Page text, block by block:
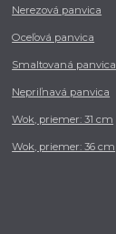
Nerezová panvica
Oceľová panvica
Smaltovaná panvica
Nepriľnavá panvica
Wok, priemer: 31 cm
Wok, priemer: 36 cm